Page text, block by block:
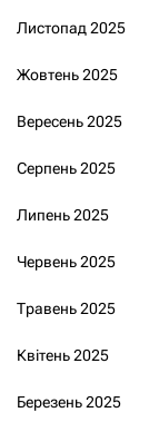
Листопад 2025
Жовтень 2025
Вересень 2025
Серпень 2025
Липень 2025
Червень 2025
Травень 2025
Квітень 2025
Березень 2025